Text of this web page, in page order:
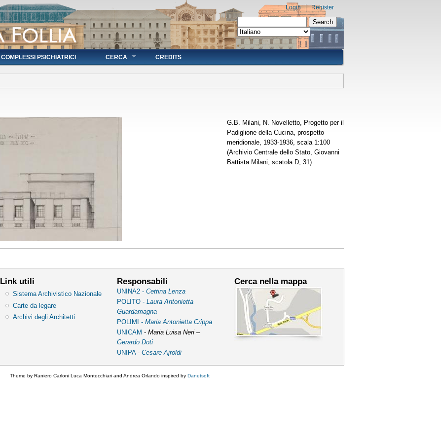
Search form
Search
Login Register
COMPLESSI PSICHIATRICI CERCA CREDITS
G.B. Milani, N. Novelletto, Progetto per il
Padiglione della Cucina, prospetto
meridionale, 1933-1936, scala 1:100
(Archivio Centrale dello Stato, Giovanni
Battista Milani, scatola D, 31)
Link utili
Sistema Archivistico Nazionale
Carte da legare
Archivi degli Architetti
Responsabili
UNINA2 - Cettina Lenza
POLITO - Laura Antonietta
Guardamagna
POLIMI - Maria Antonietta Crippa
UNICAM - Maria Luisa Neri –
Gerardo Doti
UNIPA - Cesare Ajroldi
Cerca nella mappa
Theme by Raniero Carloni Luca Montecchiari and Andrea Orlando inspired by Danetsoft